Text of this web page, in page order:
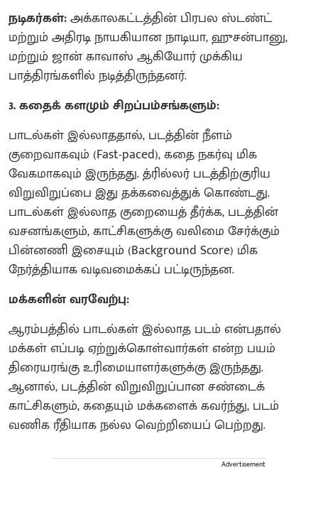
நடிகர்கள்:அக்காலகட்டத்தின் பிரபல ஸ்டண்ட்
மற்றும் அதிரடி நாயகியான நாடியா, ஹுசன்பானு,
மற்றும் ஜான் காவாஸ் ஆகியோர் முக்கிய
பாத்திரங்களில் நடித்திருந்தனர்.
3. கதைக் களமும் சிறப்பம்சங்களும்:
பாடல்கள் இல்லாததால், படத்தின் நீளம்
குறைவாகவும் (Fast-paced), கதை நகர்வு மிக
வேகமாகவும் இருந்தது. த்ரில்லர் படத்திற்குரிய
விறுவிறுப்பை இது தக்கவைத்துக் கொண்டது.
பாடல்கள் இல்லாத குறையைத் தீர்க்க, படத்தின்
வசனங்களும், காட்சிகளுக்கு வலிமை சேர்க்கும்
பின்னணி இசையும் (Background Score) மிக
நேர்த்தியாக வடிவமைக்கப் பட்டிருந்தன.
மக்களின் வரவேற்பு:
ஆரம்பத்தில் பாடல்கள் இல்லாத படம் என்பதால்
மக்கள் எப்படி ஏற்றுக்கொள்வார்கள் என்ற பயம்
திரையரங்கு உரிமையாளர்களுக்கு இருந்தது.
ஆனால், படத்தின் விறுவிறுப்பான சண்டைக்
காட்சிகளும், கதையும் மக்களைக் கவர்ந்து, படம்
வணிக ரீதியாக நல்ல வெற்றியைப் பெற்றது.
Advertisement